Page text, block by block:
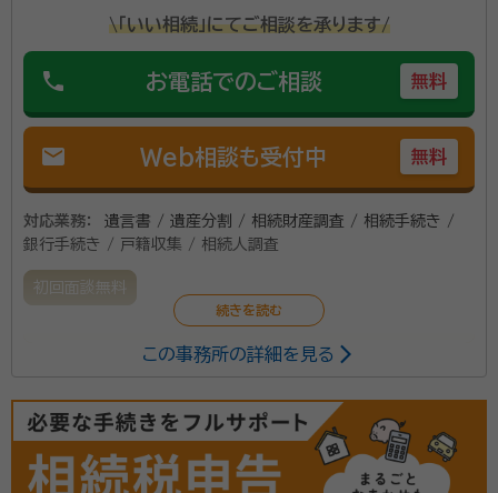
\「いい相続」にてご相談を承ります/
phone お電話でのご相談 無料
mail Web相談も受付中 無料
対応業務：
遺言書 / 遺産分割 / 相続財産調査 / 相続手続き /
銀行手続き / 戸籍収集 / 相続人調査
初回面談無料
相続のお悩みは、お客様それぞれに大きく事情が異なり
とって適切なお仕事をさせていただきます。
この事務所の詳細を見る